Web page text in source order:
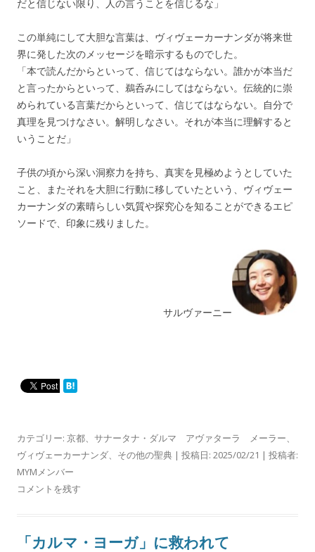
だと信じない限り、人の言うことを信じるな」
この単純にして大胆な言葉は、ヴィヴェーカーナンダが将来世
界に発した次のメッセージを暗示するものでした。
「本で読んだからといって、信じてはならない。誰かが本当だ
と言ったからといって、鵜呑みにしてはならない。伝統的に崇
められている言葉だからといって、信じてはならない。自分で
真理を見つけなさい。解明しなさい。それが本当に理解すると
いうことだ」
子供の頃から深い洞察力を持ち、真実を見極めようとしていた
こと、またそれを大胆に行動に移していたという、ヴィヴェー
カーナンダの素晴らしい気質や探究心を知ることができるエピ
ソードで、印象に残りました。
サルヴァーニー
カテゴリー: 京都、 サナータナ・ダルマ アヴァターラ メーラー、
ヴィヴェーカーナンダ、 その他の聖典 | 投稿日: 2025/02/21 | 投稿者:
MYMメンバー
コメントを残す
「カルマ・ヨーガ」に救われて